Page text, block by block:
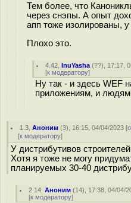
Тем более, что
через снэпы. А опыт
апп тоже изолированы, у
Плохо это.
4.42 ,InuYasha (??), 17:17,
[к модератору]
Ну так - и здесь WEF
приложениям, и
1.3 ,Аноним (3), 16:15, 04/04/2023 [
[к модератору]
У дистрибутивов
Хотя я тоже не могу
планируемых 30-40
2.14 ,Аноним (14), 17:38, 04/04/
[к модератору]